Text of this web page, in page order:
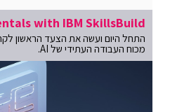
with IBM SkillsBuild
התחל היום ועשה את הצעד הראשון
מכוח העבודה העתידי של AI.